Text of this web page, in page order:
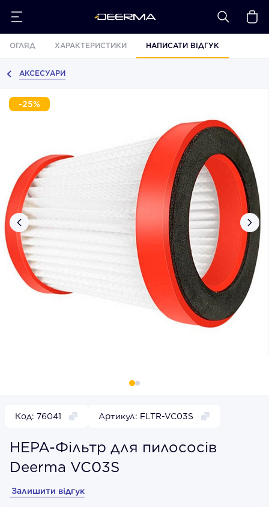
ОГЛЯД ХАРАКТЕРИСТИКИ НАПИСАТИ ВІДГУК
‹ ›
-25%
АКСЕСУАРИ
Код: 76041 Артикул: FLTR-VC03S
HEPA-Фільтр для пилососів
Deerma VC03S
Залишити відгук